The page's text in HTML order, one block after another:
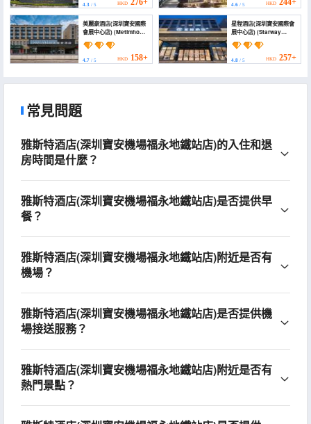
4.3 / 5 HKD 276+
Exhibition Center,
Bao'an Airport))
4.6/ 5 HKD 244+
美麗豪酒店(深圳寶安國際
會展中心店) (Metimhod
Hotel (Shenzhen
Bao'an International
Convention ))
4.7 / 5 HKD 158+
星程酒店(深圳寶安國際會
展中心店) (Starway
Hotel (Shenzhen
Bao'an International
Convention and
Exhibition Center))
4.8/ 5 HKD 257+
常見問題
雅斯特酒店(深圳寶安機場福永地鐵站店)的入住和退
房時間是什麼？
雅斯特酒店(深圳寶安機場福永地鐵站店)是否提供早
餐？
雅斯特酒店(深圳寶安機場福永地鐵站店)附近是否有
機場？
雅斯特酒店(深圳寶安機場福永地鐵站店)是否提供機
場接送服務？
雅斯特酒店(深圳寶安機場福永地鐵站店)附近是否有
熱門景點？